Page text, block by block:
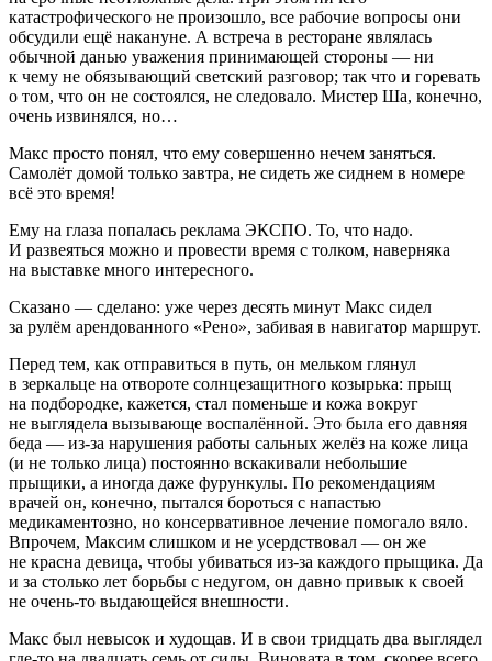
катастрофического не произошло, все рабочие вопросы они
обсудили ещё накануне. А встреча в ресторане являлась
обычной данью уважения принимающей стороны — ни
к чему не обязывающий светский разговор; так что и горевать
о том, что он не состоялся, не следовало. Мистер Ша, конечно,
очень извинялся, но…
Макс просто понял, что ему совершенно нечем заняться.
Самолёт домой только завтра, не сидеть же сиднем в номере
всё это время!
Ему на глаза попалась реклама ЭКСПО. То, что надо.
И развеяться можно и провести время с толком, наверняка
на выставке много интересного.
Сказано — сделано: уже через десять минут Макс сидел
за рулём арендованного «Рено», забивая в навигатор маршрут.
Перед тем, как отправиться в путь, он мельком глянул
в зеркальце на отвороте солнцезащитного козырька: прыщ
на подбородке, кажется, стал поменьше и кожа вокруг
не выглядела вызывающе воспалённой. Это была его давняя
беда — из-за нарушения работы сальных желёз на коже лица
(и не только лица) постоянно вскакивали небольшие
прыщики, а иногда даже фурункулы. По рекомендациям
врачей он, конечно, пытался бороться с напастью
медикаментозно, но консервативное лечение помогало вяло.
Впрочем, Максим слишком и не усердствовал — он же
не красна девица, чтобы убиваться из-за каждого прыщика. Да
и за столько лет борьбы с недугом, он давно привык к своей
не очень-то выдающейся внешности.
Макс был невысок и худощав. И в свои тридцать два выглядел